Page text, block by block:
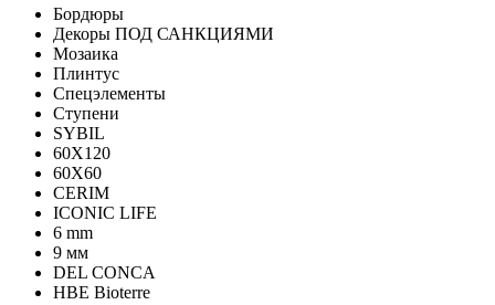
Бордюры
Декоры ПОД САНКЦИЯМИ
Мозаика
Плинтус
Спецэлементы
Ступени
SYBIL
60X120
60X60
CERIM
ICONIC LIFE
6 mm
9 мм
DEL CONCA
HBE Bioterre